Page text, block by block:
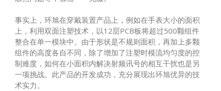
事实上，环旭在穿戴装置产品上，例如在手表大小的面积
上，利用双面注塑技术，以12层PCB板将超过500颗组件
整合在单一模块中。由于形状是不规则面积，再加上多颗
组件的高度各自不同，除了增加了注塑时模流均匀度的控
制难度，如何在小面积内解决射频讯号的相互干扰也是另
一项挑战。此产品的开发成功，充分展现出环旭优异的技
术实力。